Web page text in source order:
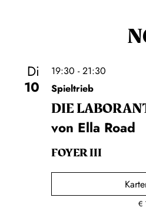
Di
10
19:30 - 21:30
Spieltrieb
DIE
von Ella Road
FOYER III
€